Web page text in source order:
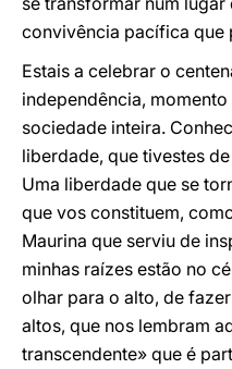
convivência pacífica que
Estais a celebrar o
independência,
sociedade inteira.
liberdade, que tivestes
Uma liberdade que se
que vos constituem,
Maurina que serviu de
minhas raízes estão no
olhar para o alto, de
altos, que nos lembram
transcendente» que é